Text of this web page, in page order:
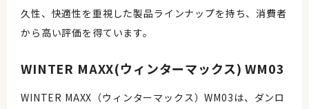
久性、快適性を重視した製品ラインナップを持ち、消費者
から高い評価を得ています。
WINTER MAXX(ウィンターマックス) WM03
WINTER MAXX（ウィンターマックス）WM03は、ダンロ